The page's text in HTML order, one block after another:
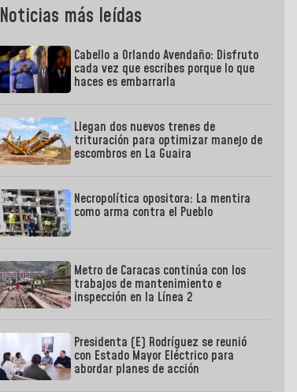
Noticias más leídas
Cabello a Orlando Avendaño: Disfruto
cada vez que escribes porque lo que
haces es embarrarla
Llegan dos nuevos trenes de
trituración para optimizar manejo de
escombros en La Guaira
Necropolítica opositora: La mentira
como arma contra el Pueblo
Metro de Caracas continúa con los
trabajos de mantenimiento e
inspección en la Línea 2
Presidenta (E) Rodríguez se reunió
con Estado Mayor Eléctrico para
abordar planes de acción